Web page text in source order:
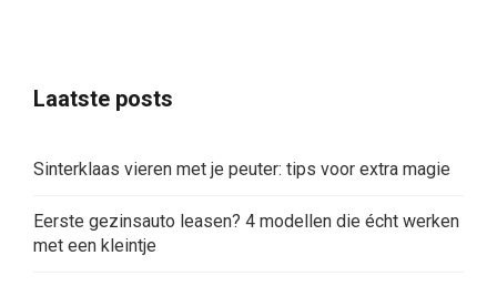
Laatste posts
Sinterklaas vieren met je peuter: tips voor extra magie
Eerste gezinsauto leasen? 4 modellen die écht werken
met een kleintje